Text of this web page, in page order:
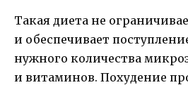
Такая диета не
и обеспечивает
нужного количества
и витаминов. Похудение